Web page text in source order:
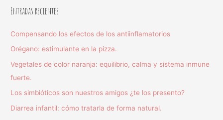
Entradas recientes
Compensando los efectos de los antiinflamatorios
Orégano: estimulante en la pizza.
Vegetales de color naranja: equilibrio, calma y sistema inmune
fuerte.
Los simbióticos son nuestros amigos ¿te los presento?
Diarrea infantil: cómo tratarla de forma natural.